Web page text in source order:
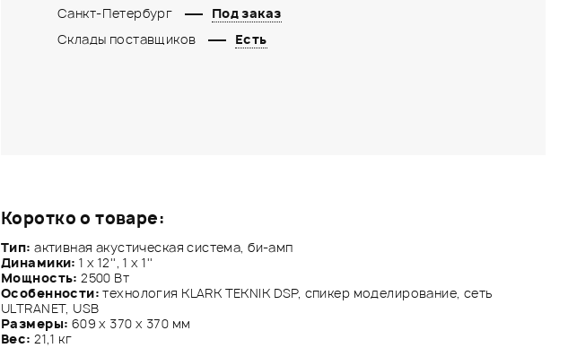
Коротко о товаре:
Тип: активная акустическая система, би-амп
Динамики: 1 х 12'', 1 х 1''
Мощность: 2500 Вт
Особенности: технология KLARK TEKNIK DSP, спикер моделирование, сеть
ULTRANET, USB
Размеры: 609 х 370 х 370 мм
Вес: 21,1 кг
Санкт-Петербург
Под заказ
Склады поставщиков
Есть